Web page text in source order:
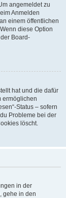
angemeldet zu
Anmelden
einem öffentlichen
diese Option
Board-
hat und die dafür
ermöglichen
Status – sofern
Probleme bei der
löscht.
in der
gehe in den